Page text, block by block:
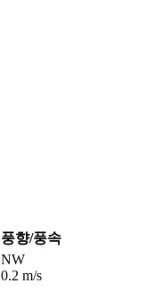
풍향/풍속
NW
0.2 m/s